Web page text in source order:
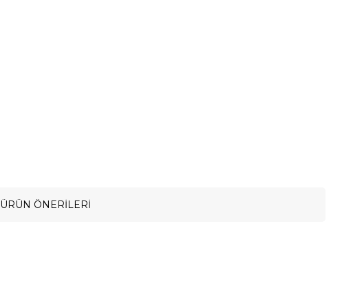
ÜRÜN ÖNERILERI